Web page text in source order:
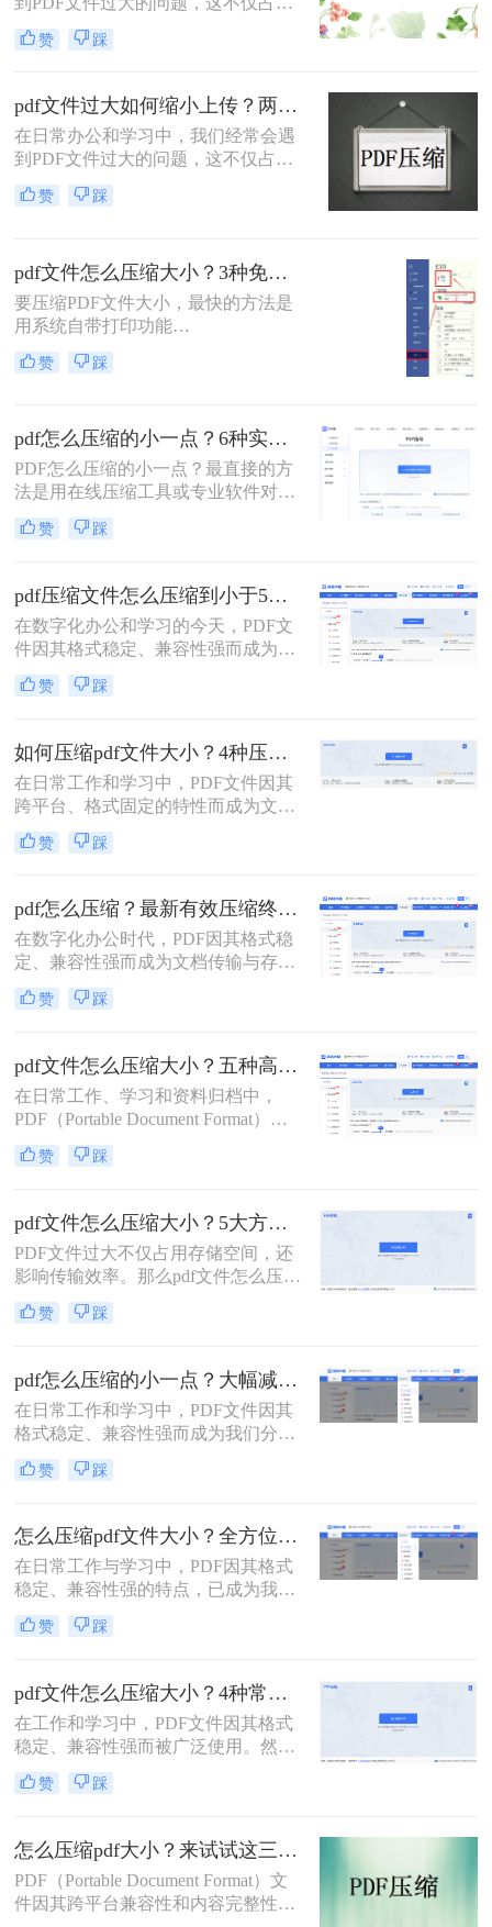
了大量的存储空间，还降低了文件的
传输效率。因此，掌握几种有效的
何压缩pdf大小呢？本文将介绍两种常
用的PDF压缩方法，以帮助您更好地
压缩PDF文件。
赞 踩
pdf文件过大如何缩小上传？两种缩小并上传的有效方法!
在日常办公和学习中，我们经常会遇
到PDF文件过大的问题，这不仅占用
了大量的存储空间，还影响了文件的
上传速度和分享效率。那么pdf文件过
松解决PDF文件过大的问题。
赞 踩
pdf文件怎么压缩大小？3种免费+1种专业方法全攻略（附决策表）！
要压缩PDF文件大小，最快的方法是
用系统自带打印功能
（Windows/macOS均支持）或在线免
费工具（如PDFmao、转转大师）直
业软件「转转大师PDF转换器」——
它支持自定义压缩等级、图片重采
样，且完全本地处理，安全无广告。
的需求，然后逐一详解每种方法的具
赞 踩
pdf怎么压缩的小一点？6种实用方法详解（2026最新）
PDF怎么压缩的小一点？最直接的方
法是用在线压缩工具或专业软件对
PDF文件进行重新编码和优化，通过
降低图片分辨率、压缩内嵌字体、去
可读的前提下将文件体积缩小到原来
的10%~50%。
赞 踩
pdf压缩文件怎么压缩到小于5M？4种压缩方法终极指南！
在数字化办公和学习的今天，PDF文
件因其格式稳定、兼容性强而成为我
们日常传输文档的首选。然而，我们
常常会遇到一个令人头疼的问题：一
清图片、复杂图表或嵌入字体而体积
庞大，动辄几十兆甚至上百兆。无论
是通过电子邮件发送（通常有附件大
小限制）、上传至学习平台还是提交
至企业系统，文件大小限制（如常见
的5MB）往往是一道难以逾越的关
5M呢？
赞 踩
如何压缩pdf文件大小？4种压缩方法详解！
在日常工作和学习中，PDF文件因其
跨平台、格式固定的特性而成为文档
交换的首选格式。然而，过大的PDF
文件常常带来诸多不便，无论是通过
存储在有限的设备空间中，都会遇到
限制。因此，掌握如何压缩pdf文件大
小的技能显得至关重要。
赞 踩
pdf怎么压缩？最新有效压缩终极指南！
在数字化办公时代，PDF因其格式稳
定、兼容性强而成为文档传输与存档
的首选。然而，高分辨率图片、嵌入
字体和多媒体内容也使得PDF文件体
送、云端存储和即时分享带来了巨大
困扰。如何高效、无损（或视觉无
损）地压缩PDF，成为一个普遍需
求。那么pdf怎么压缩呢？
赞 踩
pdf文件怎么压缩大小？五种高效方法全面解析与实战！
在日常工作、学习和资料归档中，
PDF（Portable Document Format）因
其跨平台、格式固定的特性而成为最
常用的文件格式之一。然而，随之而
不仅占用存储空间，更在邮件发送、
即时通讯传输和网页上传时带来诸多
不便。如何在不显著损失质量的前提
下，有效“瘦身”PDF文件，已成为一
项必备技能。
赞 踩
pdf文件怎么压缩大小？5大方法深度解析与实操指南！
PDF文件过大不仅占用存储空间，还
影响传输效率。那么pdf文件怎么压缩
大小呢？本文将系统介绍5种主流压
缩方法，助你精准平衡文件体积与质
赞 踩
pdf怎么压缩的小一点？大幅减小文件体积的有效方法全解析！
在日常工作和学习中，PDF文件因其
格式稳定、兼容性强而成为我们分享
文档、报告和资料的首选格式。然
而，随之而来的问题也显而易见：过
在通过邮件发送、即时通讯工具传输
或上传至云平台时受到限制，严重影
响效率。因此，pdf怎么压缩的小一
点，成为一项必备技能。
赞 踩
怎么压缩pdf文件大小？全方位高效压缩方法终极指南！
在日常工作与学习中，PDF因其格式
稳定、兼容性强的特点，已成为我们
分享文档、报告和论文的首选格式。
然而，过大的PDF文件常常会带来诸
度、占用大量存储空间，甚至可能超
出某些平台的上传限制。因此，掌握
怎么压缩pdf文件大小的技能显得至关
重要。
赞 踩
pdf文件怎么压缩大小？4种常用压缩方法详解！
在工作和学习中，PDF文件因其格式
稳定、兼容性强而被广泛使用。然
而，PDF文件体积过大常会导致存储
空间不足、传输速度慢等问题。那么
4种常用的PDF压缩方法，帮助您快速
减小文件大小。
赞 踩
怎么压缩pdf大小？来试试这三种压缩方式！
PDF（Portable Document Format）文
件因其跨平台兼容性和内容完整性而